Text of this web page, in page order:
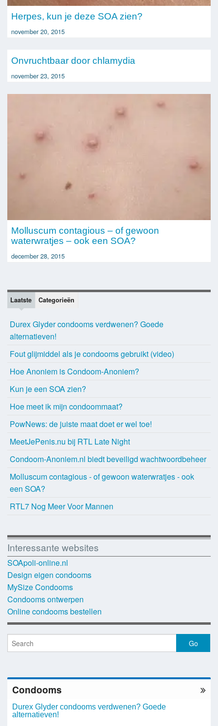
Herpes, kun je deze SOA zien?
november 20, 2015
Onvruchtbaar door chlamydia
november 23, 2015
Molluscum contagious – of gewoon
waterwratjes – ook een SOA?
december 28, 2015
Laatste Categorieën
Durex Glyder condooms verdwenen? Goede
alternatieven!
Fout glijmiddel als je condooms gebruikt (video)
Hoe Anoniem is Condoom-Anoniem?
Kun je een SOA zien?
Hoe meet ik mijn condoommaat?
PowNews: de juiste maat doet er wel toe!
MeetJePenis.nu bij RTL Late Night
Condoom-Anoniem.nl biedt beveiligd wachtwoordbeheer
Molluscum contagious - of gewoon waterwratjes - ook
een SOA?
RTL7 Nog Meer Voor Mannen
Interessante websites
SOApoli-online.nl
Design eigen condooms
MySize Condooms
Condooms ontwerpen
Online condooms bestellen
Condooms
Durex Glyder condooms verdwenen? Goede
alternatieven!